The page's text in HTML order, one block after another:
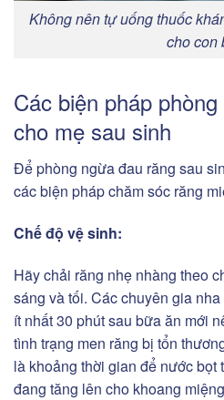
Không nên tự uống thuốc
cho con
Các biện pháp
cho mẹ sau sinh
Để phòng ngừa đau răng sau
các biện pháp chăm sóc răng
Chế độ vệ sinh:
Hãy chải răng nhẹ nhàng theo
sáng và tối. Các chuyên gia
ít nhất 30 phút sau bữa ăn mới
tình trạng men răng bị tổn
là khoảng thời gian để nước bọt
đang tăng lên cho khoang